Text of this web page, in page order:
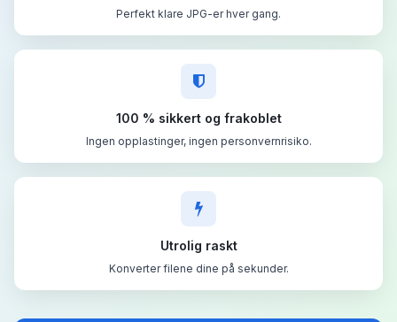
Perfekt klare JPG-er hver gang.
100 % sikkert og frakoblet
Ingen opplastinger, ingen personvernrisiko.
Utrolig raskt
Konverter filene dine på sekunder.